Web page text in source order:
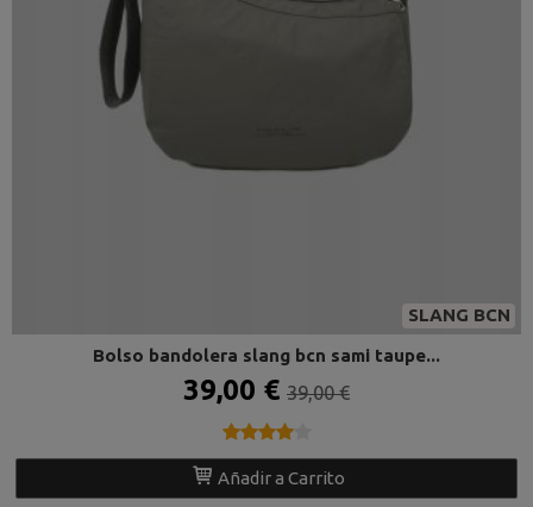
SLANG BCN
Bolso bandolera slang bcn sami taupe...
39,00 € 39,00 €
★★★★★
★★★★★
Añadir a Carrito